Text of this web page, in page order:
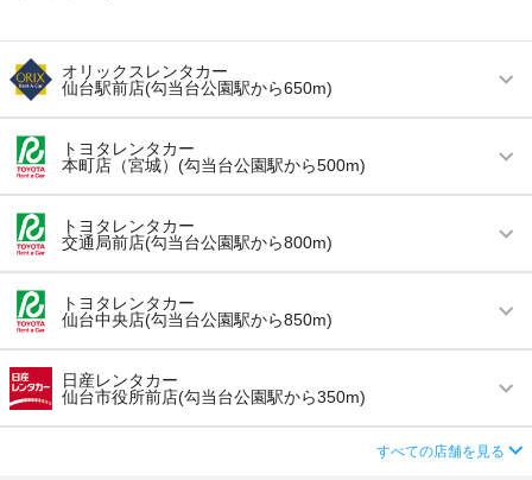
オリックスレンタカー
仙台駅前店(勾当台公園駅から650m)
営業時間 毎日 08:00 ～ 20:00
アクセス 仙台駅より徒歩で約8分（送迎なし）
住所 仙台市青葉区中央２－１１－１０
この店舗でレンタカーを探す
トヨタレンタカー
本町店（宮城）(勾当台公園駅から500m)
営業時間 毎日 08:30 ～ 19:00
アクセス 広瀬通駅より徒歩で約10分（送迎なし）
住所 宮城県仙台市青葉区本町2-11-33宮城トヨタ内
この店舗でレンタカーを探す
トヨタレンタカー
交通局前店(勾当台公園駅から800m)
営業時間 毎日 08:30 ～ 19:00
アクセス 仙台駅より車で約5分（送迎なし）
住所 宮城県仙台市青葉区支倉町2-53
トヨタレンタカー
仙台中央店(勾当台公園駅から850m)
営業時間
アクセス 北四番丁駅より徒歩で約5分（送迎なし）
宮城県仙台市青葉区木町通2-3-1仙台トヨペット
日産レンタカー
仙台市役所前店(勾当台公園駅から350m)
すべての店舗を見る